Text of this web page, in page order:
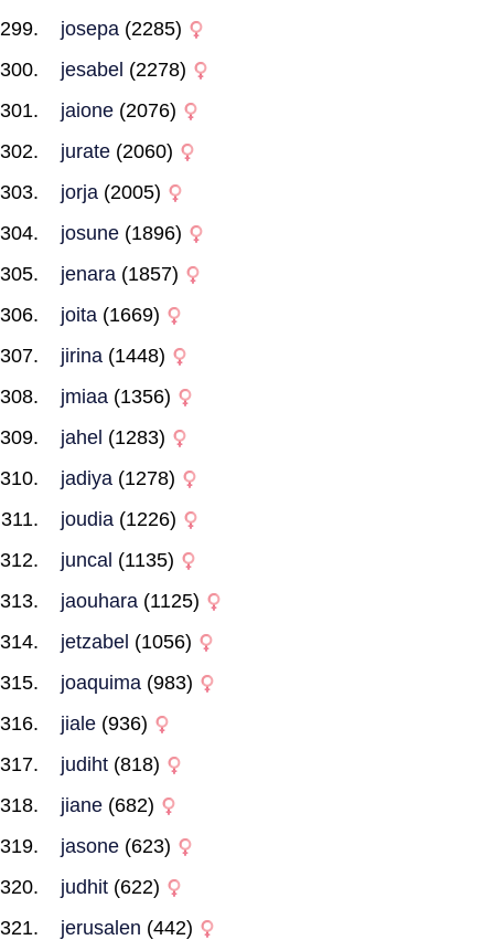
josepa (2285)
jesabel (2278)
jaione (2076)
jurate (2060)
jorja (2005)
josune (1896)
jenara (1857)
joita (1669)
jirina (1448)
jmiaa (1356)
jahel (1283)
jadiya (1278)
joudia (1226)
juncal (1135)
jaouhara (1125)
jetzabel (1056)
joaquima (983)
jiale (936)
judiht (818)
jiane (682)
jasone (623)
judhit (622)
jerusalen (442)